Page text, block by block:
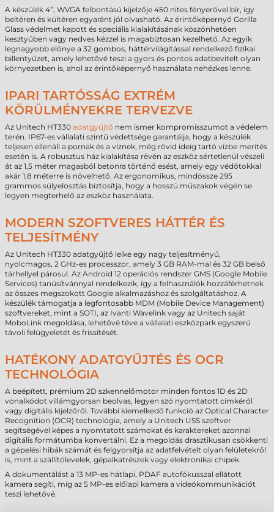
A készülék 4”, WVGA felbontású kijelzője 450 nites fényerővel bír, így
beltéren és kültéren egyaránt jól olvasható. Az érintőképernyő Gorilla
Glass védelmet kapott és speciális kialakításának köszönhetően
kesztyűben vagy nedves kézzel is magabiztosan kezelhető. Az egyik
legnagyobb előnye a 32 gombos, háttérvilágítással rendelkező fizikai
billentyűzet, amely lehetővé teszi a gyors és pontos adatbevitelt olyan
környezetben is, ahol az érintőképernyő használata nehézkes lenne.
IPARI TARTÓSSÁG EXTRÉM
KÖRÜLMÉNYEKRE TERVEZVE
Az Unitech HT330 adatgyűjtő nem ismer kompromisszumot a védelem
terén. IP67-es vállalati szintű védettsége garantálja, hogy a készülék
teljesen ellenáll a pornak és a víznek, még rövid ideig tartó vízbe merítés
esetén is. A robusztus ház kialakítása révén az eszköz sértetlenül vészeli
át az 1,5 méter magasból betonra történő esést, amely egy védőtokkal
akár 1,8 méterre is növelhető. Az ergonomikus, mindössze 295
grammos súlyelosztás biztosítja, hogy a hosszú műszakok végén se
legyen megterhelő az eszköz használata.
MODERN SZOFTVERES HÁTTÉR ÉS
TELJESÍTMÉNY
Az Unitech HT330 adatgyűjtő lelke egy nagy teljesítményű,
nyolcmagos, 2 GHz-es processzor, amely 3 GB RAM-mal és 32 GB belső
tárhellyel párosul. Az Android 12 operációs rendszer GMS (Google Mobile
Services) tanúsítvánnyal rendelkezik, így a felhasználók hozzáférhetnek
az összes megszokott Google alkalmazáshoz és szolgáltatáshoz. A
készülék támogatja a legfontosabb MDM (Mobile Device Management)
szoftvereket, mint a SOTI, az Ivanti Wavelink vagy az Unitech saját
MoboLink megoldása, lehetővé téve a vállalati eszközpark egyszerű
távoli felügyeletét és frissítését.
HATÉKONY ADATGYŰJTÉS ÉS OCR
TECHNOLÓGIA
A beépített, prémium 2D szkennelőmotor minden fontos 1D és 2D
vonalkódot villámgyorsan beolvas, legyen szó nyomtatott címkéről
vagy digitális kijelzőről. További kiemelkedő funkció az Optical Character
Recognition (OCR) technológia, amely a Unitech USS szoftver
segítségével képes a nyomtatott számokat és karaktereket azonnal
digitális formátumba konvertálni. Ez a megoldás drasztikusan csökkenti
a gépelési hibák számát és felgyorsítja az adatfelvételt olyan felületekről
is, mint a szállítólevelek, gépalkatrészek vagy elektronikai chipek.
A dokumentálást a 13 MP-es hátlapi, PDAF autofókusszal ellátott
kamera segíti, míg az 5 MP-es előlapi kamera a videókommunikációt
teszi lehetővé.